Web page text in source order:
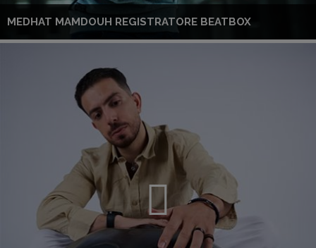
MEDHAT MAMDOUH REGISTRATORE BEATBOX